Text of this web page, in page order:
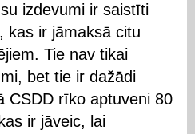
izdevumi ir saistīti
kas ir jāmaksā citu
Tie nav tikai
bet tie ir dažādi
CSDD rīko aptuveni 80
ir jāveic, lai